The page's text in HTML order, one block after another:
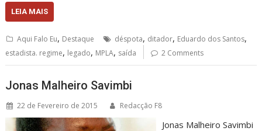
LEIA MAIS
Aqui Falo Eu, Destaque déspota, ditador, Eduardo dos Santos,
estadista. regime, legado, MPLA, saída 2 Comments
Jonas Malheiro Savimbi
22 de Fevereiro de 2015 Redacção F8
Jonas Malheiro Savimbi